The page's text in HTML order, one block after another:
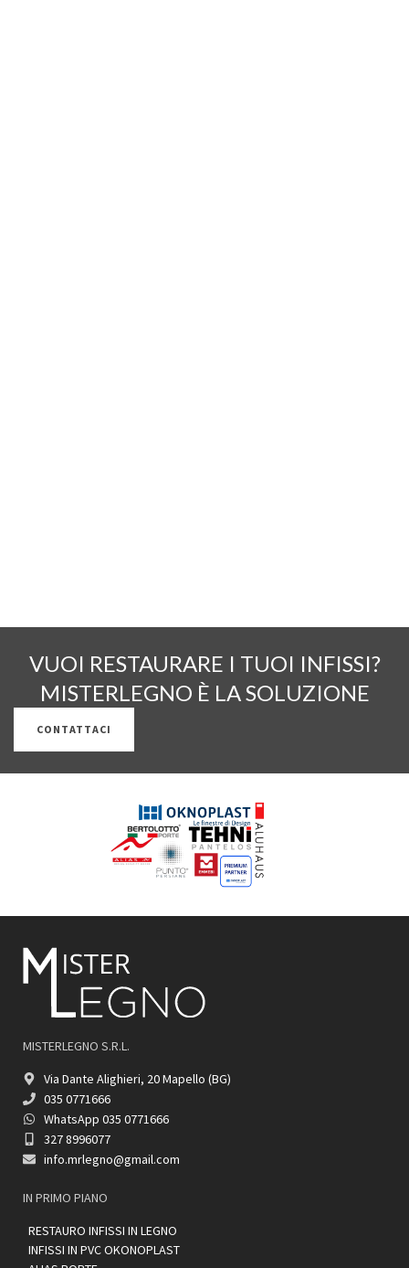
VUOI RESTAURARE I TUOI INFISSI?
MISTERLEGNO È LA SOLUZIONE
CONTATTACI
MISTERLEGNO S.R.L.
Via Dante Alighieri, 20 Mapello (BG)
035 0771666
WhatsApp 035 0771666
327 8996077
info.mrlegno@gmail.com
IN PRIMO PIANO
RESTAURO INFISSI IN LEGNO
INFISSI IN PVC OKONOPLAST